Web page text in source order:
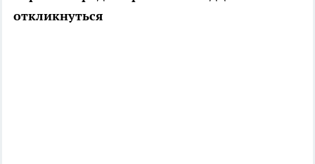
откликнуться